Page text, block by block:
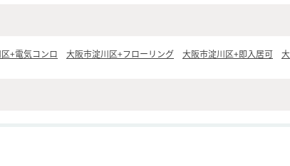
+電気コンロ 大阪市淀川区+フローリング 大阪市淀川区+即入居可